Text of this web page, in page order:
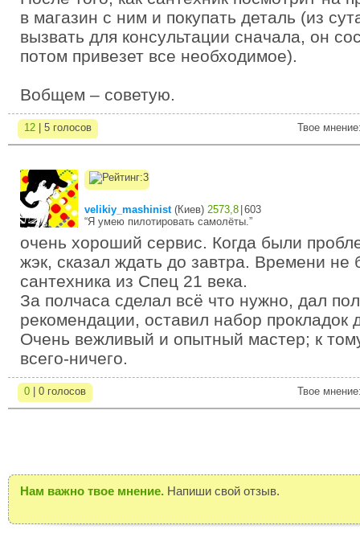
в магазин с ним и покупать деталь (из
вызвать для консультации сначала, он
потом привезет все необходимое).
Вобщем – советую.
12 | 5 голосов Твое
velikiy_mashinist(Киев) 2573,8 603
“Я умею пилотировать самолёты.”
очень хороший сервис. Когда были
жэк, сказал ждать до завтра. Времени
сантехника из Спец 21 века.
За полчаса сделал всё что нужно, дал
рекомендации, оставил набор прокладок
Очень вежливый и опытный мастер; к
всего-ничего.
0 | 0 голосов Твое
Нам важно твое мнение. Напиши свой отзыв.